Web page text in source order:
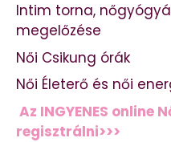
Intim torna,
megelőzése
Női Csikung órák
Női Életerő és női
Az INGYENES online
regisztrálni>>>